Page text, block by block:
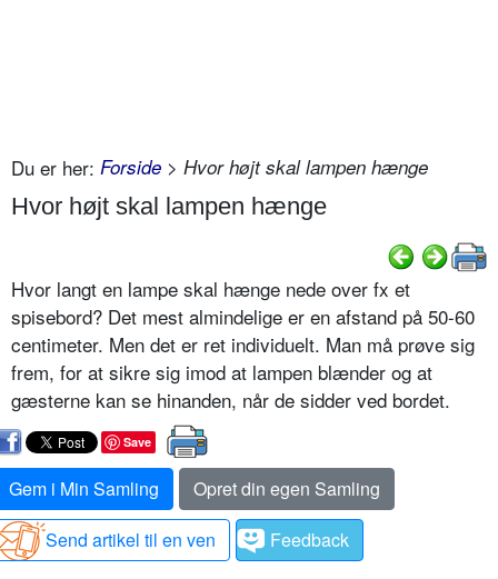
Du er her: Forside > Hvor højt skal lampen hænge
Hvor højt skal lampen hænge
Hvor langt en lampe skal hænge nede over fx et
spisebord? Det mest almindelige er en afstand på 50-60
centimeter. Men det er ret individuelt. Man må prøve sig
frem, for at sikre sig imod at lampen blænder og at
gæsterne kan se hinanden, når de sidder ved bordet.
Save
Gem i Min Samling
Opret din egen Samling
Send artikel til en ven
Feedback